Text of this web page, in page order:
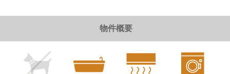
物件概要